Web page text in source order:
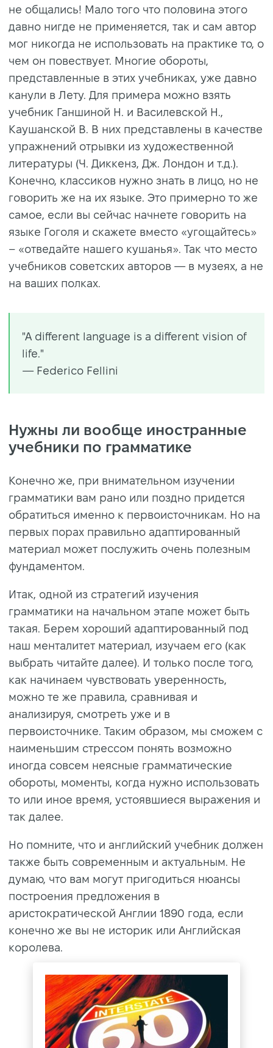
не общались! Мало того что половина этого
давно нигде не применяется, так и сам автор
мог никогда не использовать на практике то, о
чем он повествует. Многие обороты,
представленные в этих учебниках, уже давно
канули в Лету. Для примера можно взять
учебник Ганшиной Н. и Василевской Н.,
Каушанской В. В них представлены в качестве
упражнений отрывки из художественной
литературы (Ч. Диккенз, Дж. Лондон и т.д.).
Конечно, классиков нужно знать в лицо, но не
говорить же на их языке. Это примерно то же
самое, если вы сейчас начнете говорить на
языке Гоголя и скажете вместо «угощайтесь»
– «отведайте нашего кушанья». Так что место
учебников советских авторов — в музеях, а не
на ваших полках.
"A different language is a different vision of
life."
— Federico Fellini
Нужны ли вообще иностранные
учебники по грамматике
Конечно же, при внимательном изучении
грамматики вам рано или поздно придется
обратиться именно к первоисточникам. Но на
первых порах правильно адаптированный
материал может послужить очень полезным
фундаментом.
Итак, одной из стратегий изучения
грамматики на начальном этапе может быть
такая. Берем хороший адаптированный под
наш менталитет материал, изучаем его (как
выбрать читайте далее). И только после того,
как начинаем чувствовать уверенность,
можно те же правила, сравнивая и
анализируя, смотреть уже и в
первоисточнике. Таким образом, мы сможем с
наименьшим стрессом понять возможно
иногда совсем неясные грамматические
обороты, моменты, когда нужно использовать
то или иное время, устоявшиеся выражения и
так далее.
Но помните, что и английский учебник должен
также быть современным и актуальным. Не
думаю, что вам могут пригодиться нюансы
построения предложения в
аристократической Англии 1890 года, если
конечно же вы не историк или Английская
королева.